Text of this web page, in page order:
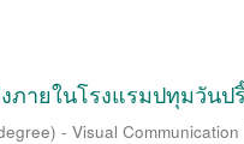
ายในโรงแรมปทุมวันป
- Visual